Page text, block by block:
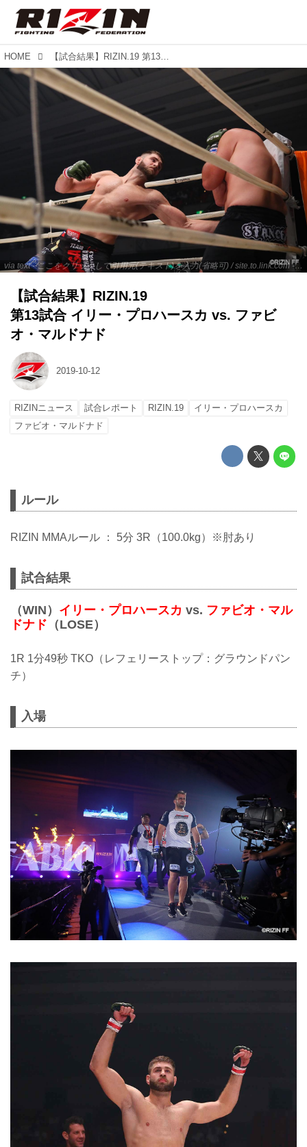
HOME 【試合結果】RIZIN.19 第13試合 イリー・プロハースカ vs. ファビオ・マルドナド
via text - ここをクリックして引用元(テキスト)を入力(省略可) / site.to.link.com - ここをクリックして引用元を入力(省略可)
【試合結果】RIZIN.19
第13試合 イリー・プロハースカ vs. ファビ
オ・マルドナド
2019-10-12
RIZINニュース 試合レポート RIZIN.19
イリー・プロハースカ
ファビオ・マルドナド
ルール
RIZIN MMAルール ： 5分 3R（100.0kg）※肘あり
試合結果
（WIN） イリー・プロハースカ vs. ファビオ・マル
ドナド （LOSE）
1R 1分49秒 TKO（レフェリーストップ：グラウンドパン
チ）
入場